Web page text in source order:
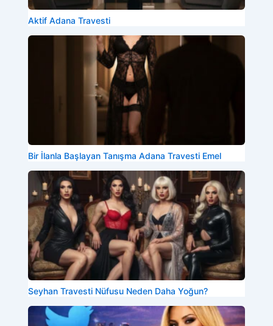
Aktif Adana Travesti
Bir İlanla Başlayan Tanışma Adana Travesti Emel
Seyhan Travesti Nüfusu Neden Daha Yoğun?